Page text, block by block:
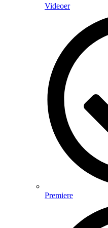
Videoer
Premiere